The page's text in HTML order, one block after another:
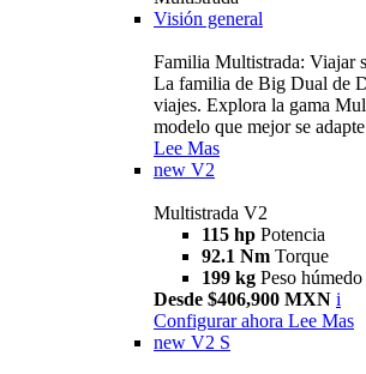
Visión general
Familia Multistrada: Viajar
La familia de Big Dual de
viajes. Explora la gama
modelo que mejor se
Lee Mas
new V2
Multistrada V2
115 hp Potencia
92.1 Nm Torque
199 kg Peso
Desde $406,900 MXN i
Configurar ahora Lee Mas
new V2 S